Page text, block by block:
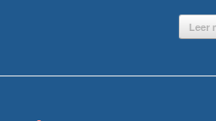
Leer